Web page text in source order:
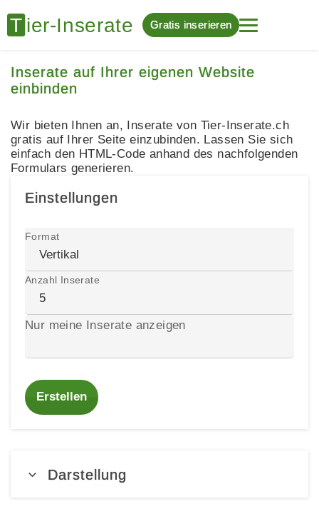
Gratis inserieren
Inserate auf Ihrer eigenen Website
einbinden
Wir bieten Ihnen an, Inserate von Tier-Inserate.ch
gratis auf Ihrer Seite einzubinden. Lassen Sie sich
einfach den HTML-Code anhand des nachfolgenden
Formulars generieren.
Einstellungen
Format
Anzahl Inserate
Nur meine Inserate anzeigen
Erstellen
Darstellung